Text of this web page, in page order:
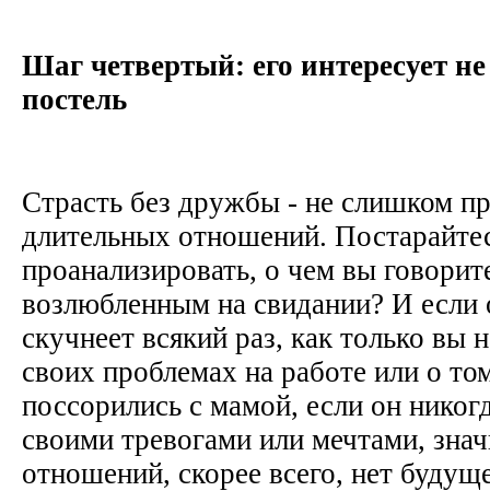
Шаг четвертый: его интересует
постель
Страсть без дружбы - не слишком
длительных отношений.
проанализировать, о чем вы
возлюбленным на свидании? И если
скучнеет всякий раз, как только вы
своих проблемах на работе или о
поссорились с мамой, если он
своими тревогами или мечтами,
отношений, скорее всего, нет